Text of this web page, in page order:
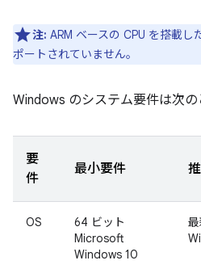
注: ARM ベースの CPU を搭載
ポートされていません。
Windows のシステム要件は次の
要
件
最小要件
OS
64 ビット
Microsoft
Windows 10